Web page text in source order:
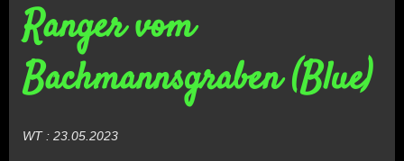
Ranger vom
Bachmannsgraben (Blue)
WT : 23.05.2023